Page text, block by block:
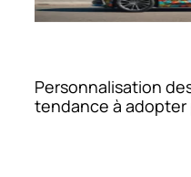
Personnalisation
tendance à adopter